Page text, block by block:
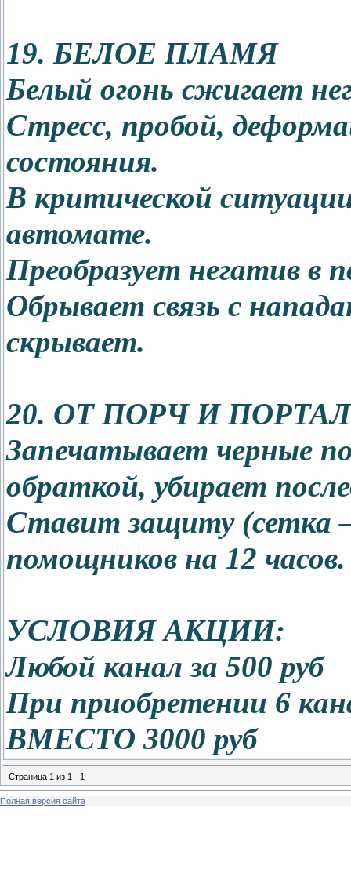
19. БЕЛОЕ ПЛАМЯ
Белый огонь сжигает
Стресс, пробой,
состояния.
В критической
автомате.
Преобразует негатив в
Обрывает связь с
скрывает.
20. ОТ ПОРЧ И
Запечатывает черные
обраткой, убирает
Ставит защиту (сетка
помощников на 12 часов.
УСЛОВИЯ АКЦИИ:
Любой канал за 500 руб
При приобретении 6
ВМЕСТО 3000 руб
Страница 1 из 1 1
Полная версия сайта